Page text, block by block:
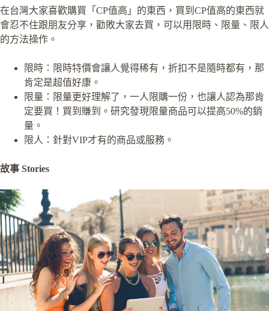
在台灣大家喜歡購買「CP值高」的東西，買到CP值高的東西就
會忍不住跟朋友分享，勸敗大家去買，可以用限時、限量、限人
的方法操作。
限時：限時特價會讓人覺得稀有，折扣不是隨時都有，那
肯定是超值好康。
限量：限量更好理解了，一人限購一份，也讓人認為那肯
定要買！買到賺到。研究發現限量商品可以提高50%的銷
量。
限人：針對VIP才有的商品或服務。
故事 Stories